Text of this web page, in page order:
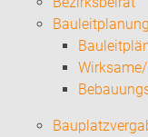
Bauleitplanung